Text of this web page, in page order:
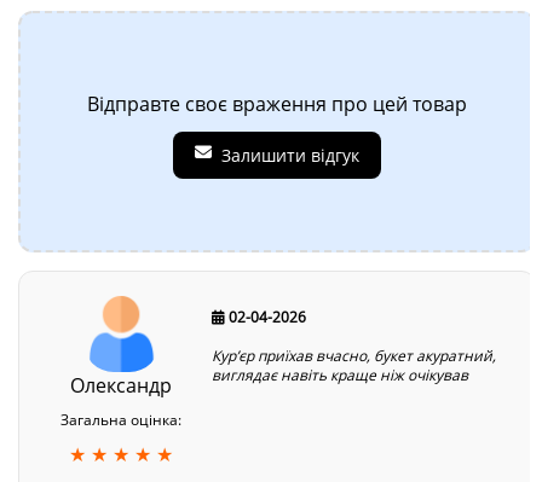
Відправте своє враження про цей товар
Залишити відгук
Олександр
Загальна оцінка:
★ ★ ★ ★ ★
02-04-2026
Курʼєр приїхав вчасно, букет акуратний,
виглядає навіть краще ніж очікував